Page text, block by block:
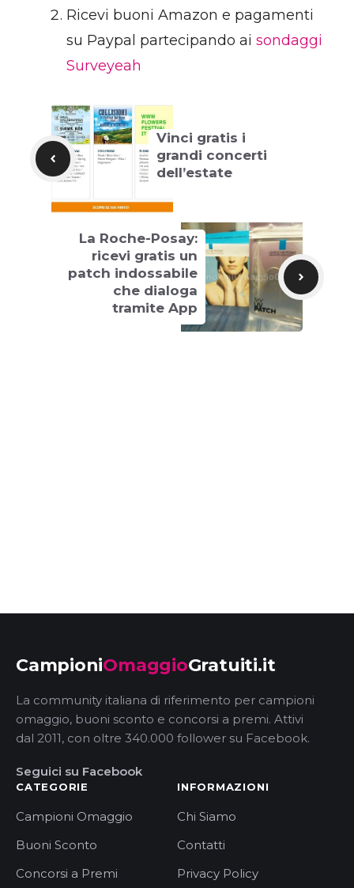
Ricevi buoni Amazon e pagamenti
su Paypal partecipando ai sondaggi
Surveyeah
Vinci gratis i
grandi concerti
dell’estate
La Roche-Posay:
ricevi gratis un
patch indossabile
che dialoga
tramite App
CampioniOmaggioGratuiti.it
La community italiana di riferimento per campioni
omaggio, buoni sconto e concorsi a premi. Attivi
dal 2011, con oltre 340.000 follower su Facebook.
Seguici su Facebook
CATEGORIE
Campioni Omaggio
Buoni Sconto
Concorsi a Premi
INFORMAZIONI
Chi Siamo
Contatti
Privacy Policy